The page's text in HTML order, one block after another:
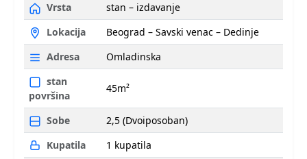
Vrsta
stan – izdavanje
Lokacija
Beograd – Savski venac – Dedinje
Adresa
Omladinska
stan
površina
45m²
Sobe
2,5 (Dvoiposoban)
Kupatila
1 kupatila